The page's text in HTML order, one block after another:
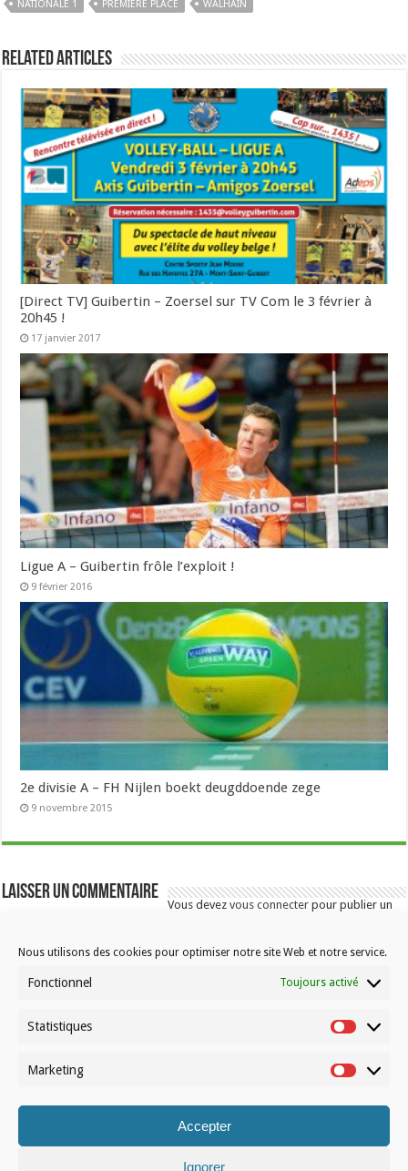
Nous utilisons des cookies pour optimiser notre site Web et notre service.
Fonctionnel Toujours activé
Statistiques
Marketing
Accepter
Ignorer
NATIONALE 1
PREMIÈRE PLACE WALHAIN
Related Articles
[Direct TV] Guibertin – Zoersel sur TV Com le 3 février à
20h45 !
17 janvier 2017
Ligue A – Guibertin frôle l’exploit !
9 février 2016
2e divisie A – FH Nijlen boekt deugddoende zege
9 novembre 2015
Laisser un commentaire
Vous devezvous connecter pour publier un
Contactez-nous